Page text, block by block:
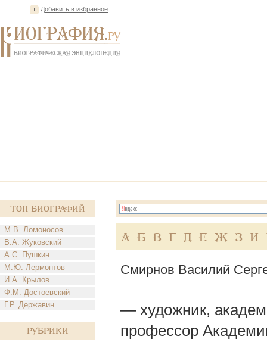
Добавить в избранное
Топ Биографий
М.В. Ломоносов
В.А. Жуковский
А.С. Пушкин
М.Ю. Лермонтов
И.А. Крылов
Ф.М. Достоевский
Г.Р. Державин
Рубрики
А Б В Г Д Е Ж З И
Смирнов Василий
— художник,
профессор